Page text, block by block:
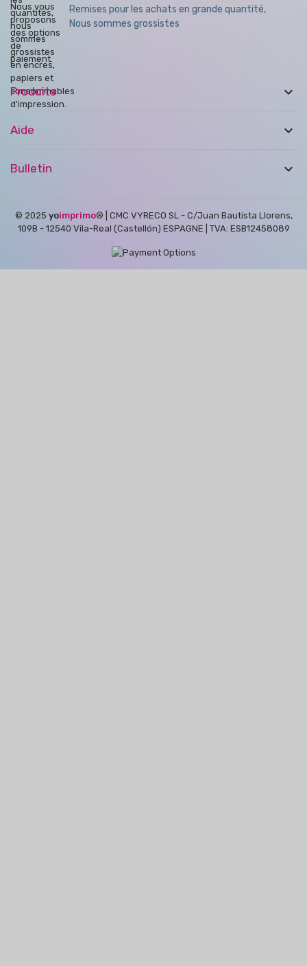
Remises pour les achats en grande quantité,
Nous sommes grossistes
Produits 
Aide 
Bulletin 
© 2025 yoimprimo®
| CMC VYRECO SL - C/Juan Bautista Llorens,
109B - 12540 Vila-Real (Castellón) ESPAGNE | TVA: ESB12458089